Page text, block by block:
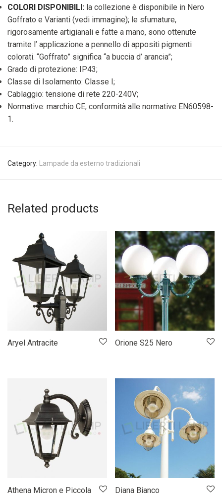
COLORI DISPONIBILI: la collezione è disponibile in Nero
Goffrato e Varianti (vedi immagine); le sfumature,
rigorosamente artigianali e fatte a mano, sono ottenute
tramite l’ applicazione a pennello di appositi pigmenti
colorati. “Goffrato” significa “a buccia d’ arancia”;
Grado di protezione: IP43;
Classe di Isolamento: Classe I;
Cablaggio: tensione di rete 220-240V;
Normative: marchio CE, conformità alle normative EN60598-
1.
Category: Lampade da esterno tradizionali
Related products
Aryel Antracite Orione S25 Nero
Athena Micron e Piccola Diana Bianco